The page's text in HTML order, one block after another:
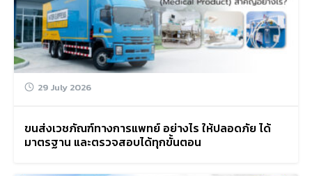
for:
29 July 2026
ขนส่งเวชภัณฑ์ทางการแพทย์ อย่างไร ให้ปลอดภัย ได้
มาตรฐาน และตรวจสอบได้ทุกขั้นตอน